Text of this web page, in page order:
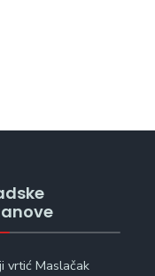
vrtić Maslačak